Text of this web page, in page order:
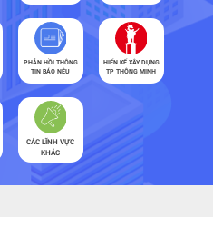
PHẢN HỒI THÔNG
TIN BÁO NÊU
HIẾN KẾ XÂY DỰNG
TP THÔNG MINH
CÁC LĨNH VỰC
KHÁC